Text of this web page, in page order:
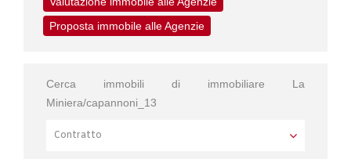
Proposta immobile alle Agenzie
Cerca immobili di immobiliare La
Miniera/capannoni_13